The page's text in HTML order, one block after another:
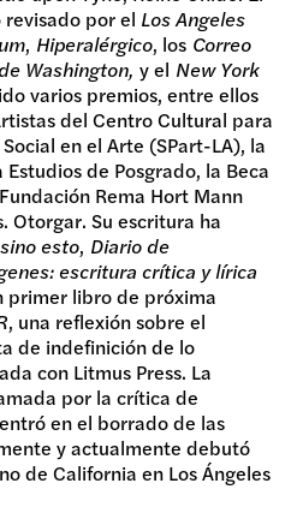
por el Los Angeles
, Hiperalérgico, los Correo
Washington, y el New York
varios premios, entre ellos
del Centro Cultural para
en el Arte (SPart-LA), la
de Posgrado, la Beca
Rema Hort Mann
Otorgar. Su escritura ha
esto, Diario de
escritura crítica y lírica
primer libro de próxima
, una reflexión sobre el
de indefinición de lo
con Litmus Press. La
por la crítica de
en el borrado de las
y actualmente debutó
de California en Los Ángeles